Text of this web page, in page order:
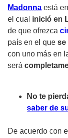
Madonna está
el cual inició en
de que ofrezca
país en el que se
con uno más en
será
No te
saber de
De acuerdo con el